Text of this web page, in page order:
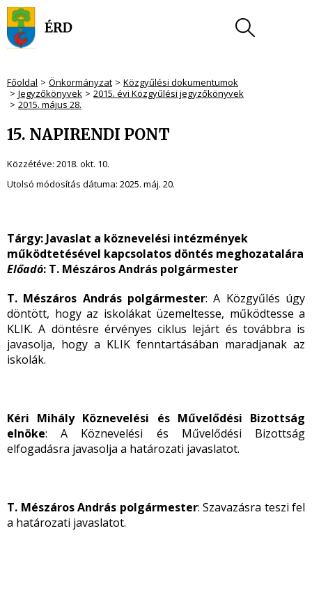
Főoldal Önkormányzat
Közgyűlési dokumentumok
Jegyzőkönyvek
2015. évi Közgyűlési jegyzőkönyvek
2015. május 28.
15. NAPIRENDI PONT
Közzétéve: 2018. okt. 10.
Utolsó módosítás dátuma: 2025. máj. 20.
Tárgy: Javaslat a köznevelési intézmények
működtetésével kapcsolatos döntés meghozatalára
Előadó: T. Mészáros András polgármester
T. Mészáros András polgármester: A Közgyűlés úgy
döntött, hogy az iskolákat üzemeltesse, működtesse a
KLIK. A döntésre érvényes ciklus lejárt és továbbra is
javasolja, hogy a KLIK fenntartásában maradjanak az
iskolák.
Kéri Mihály Köznevelési és Művelődési Bizottság
elnöke: A Köznevelési és Művelődési Bizottság
elfogadásra javasolja a határozati javaslatot.
T. Mészáros András polgármester: Szavazásra teszi fel
a határozati javaslatot.